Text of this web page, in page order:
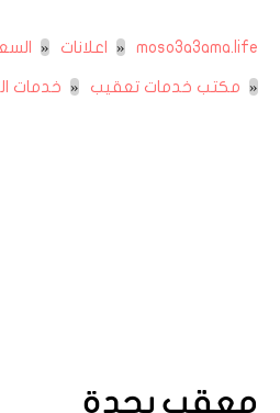
moso3a3ama.life اعلانات
مكتب خدمات تعقيب خدمات
معقب بجدة